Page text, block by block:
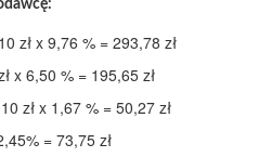
zł x 9,76 % = 293,78 zł
x 6,50 % = 195,65 zł
zł x 1,67 % = 50,27 zł
= 73,75 zł